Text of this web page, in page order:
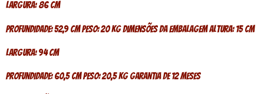
Largura: 86 cm
Profundidade: 52,9 cm Peso: 20 Kg Dimensões da Embalagem Altura: 15 cm
Largura: 94 cm
Profundidade: 60,5 cm Peso: 20,5 KG Garantia de 12 Meses